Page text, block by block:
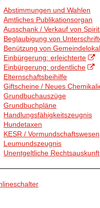
Abstimmungen und Wahlen
Amtliches Publikationsorgan
Ausschank / Verkauf von
Beglaubigung von
Benützung von
Einbürgerung: erleichterte
Einbürgerung: ordentliche
Elternschaftsbeihilfe
Giftscheine / Neues
Grundbuchauszüge
Grundbuchpläne
Handlungsfähigkeitszeugnis
Hundetaxen
KESR / Vormundschaftswesen
Leumundszeugnis
Unentgeltliche Rechtsauskunft